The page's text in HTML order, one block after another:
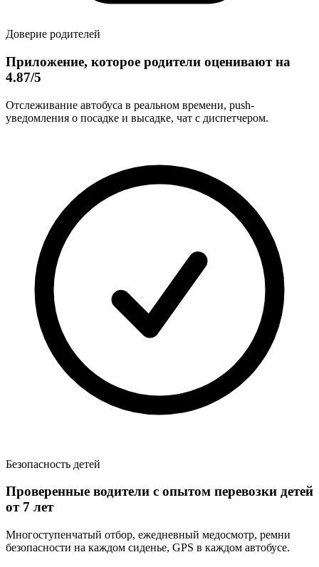
Доверие родителей
Приложение, которое родители оценивают на
4.87/5
Отслеживание автобуса в реальном времени, push-
уведомления о посадке и высадке, чат с диспетчером.
Безопасность детей
Проверенные водители с опытом перевозки детей
от 7 лет
Многоступенчатый отбор, ежедневный медосмотр, ремни
безопасности на каждом сиденье, GPS в каждом автобусе.